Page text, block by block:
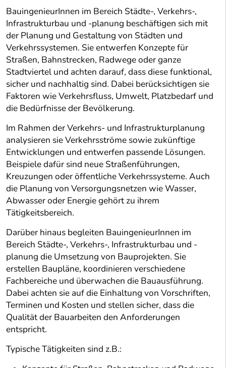
BauingenieurInnen im Bereich Städte-, Verkehrs-,
Infrastrukturbau und -planung beschäftigen sich mit
der Planung und Gestaltung von Städten und
Verkehrssystemen. Sie entwerfen Konzepte für
Straßen, Bahnstrecken, Radwege oder ganze
Stadtviertel und achten darauf, dass diese funktional,
sicher und nachhaltig sind. Dabei berücksichtigen sie
Faktoren wie Verkehrsfluss, Umwelt, Platzbedarf und
die Bedürfnisse der Bevölkerung.
Im Rahmen der Verkehrs- und Infrastrukturplanung
analysieren sie Verkehrsströme sowie zukünftige
Entwicklungen und entwerfen passende Lösungen.
Beispiele dafür sind neue Straßenführungen,
Kreuzungen oder öffentliche Verkehrssysteme. Auch
die Planung von Versorgungsnetzen wie Wasser,
Abwasser oder Energie gehört zu ihrem
Tätigkeitsbereich.
Darüber hinaus begleiten BauingenieurInnen im
Bereich Städte-, Verkehrs-, Infrastrukturbau und -
planung die Umsetzung von Bauprojekten. Sie
erstellen Baupläne, koordinieren verschiedene
Fachbereiche und überwachen die Bauausführung.
Dabei achten sie auf die Einhaltung von Vorschriften,
Terminen und Kosten und stellen sicher, dass die
Qualität der Bauarbeiten den Anforderungen
entspricht.
Typische Tätigkeiten sind z.B.: